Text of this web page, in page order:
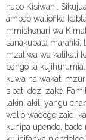
hapo Kisiwani.
ambao waliofika
mmishenari wa
sanakupata marafiki,
mzaliwa wa katikati
bango la
kuwa na wakati
sipati dozi zake.
lakini akili yangu
walio wadogo zaidi
kunipa upendo,